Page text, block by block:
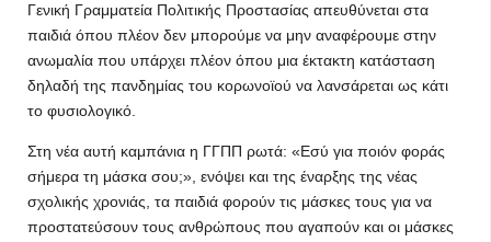
Γενική Γραμματεία Πολιτικής Προστασίας απευθύνεται στα
παιδιά όπου πλέον δεν μπορούμε να μην αναφέρουμε στην
ανωμαλία που υπάρχει πλέον όπου μια έκτακτη κατάσταση
δηλαδή της πανδημίας του κορωνοϊού να λανσάρεται ως κάτι
το φυσιολογικό.
Στη νέα αυτή καμπάνια η ΓΓΠΠ ρωτά: «Εσύ για ποιόν φοράς
σήμερα τη μάσκα σου;», ενόψει και της έναρξης της νέας
σχολικής χρονιάς, τα παιδιά φορούν τις μάσκες τους για να
προστατεύσουν τους ανθρώπους που αγαπούν και οι μάσκες